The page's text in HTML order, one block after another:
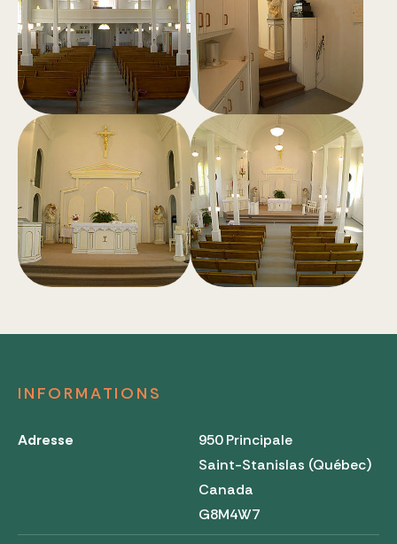
INFORMATIONS
Adresse
950 Principale
Saint-Stanislas (Québec)
Canada
G8M4W7